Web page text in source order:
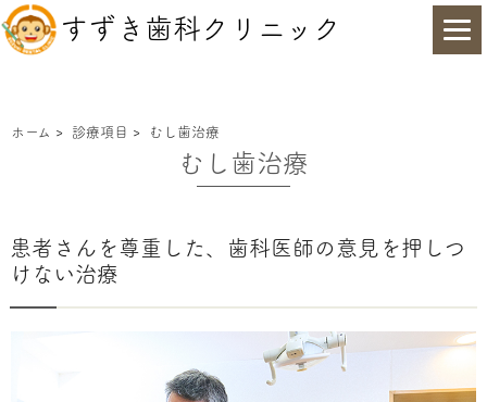
すずき歯科クリニック
ホーム > 診療項目 > むし歯治療
むし歯治療
患者さんを尊重した、歯科医師の意見を押しつ
けない治療